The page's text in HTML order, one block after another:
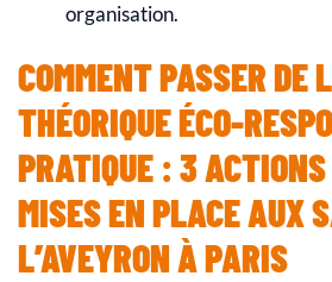
organisation.
COMMENT PASSER DE
THÉORIQUE ÉCO-
PRATIQUE : 3
MISES EN PLACE AUX
L’AVEYRON À PARIS